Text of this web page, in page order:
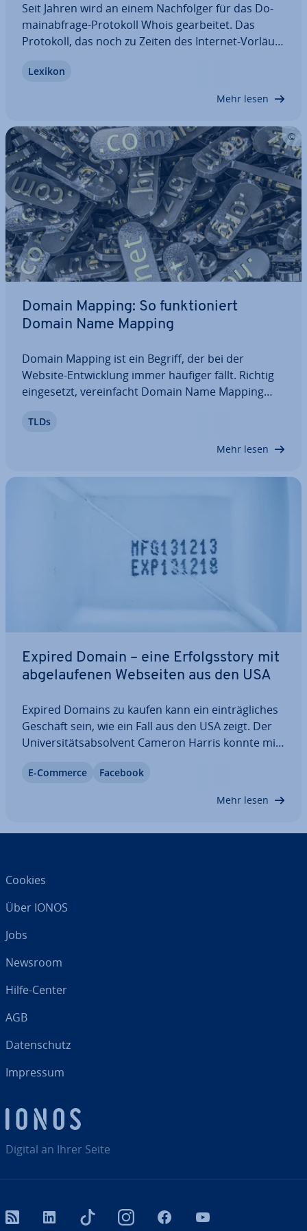
Seit Jahren wird an einem Nach­fol­ger für das Do­
main­ab­fra­ge-Protokoll Whois ge­ar­bei­tet. Das
Protokoll, das noch zu Zeiten des Internet-Vor­läu­
de­nen Gründen als nicht mehr zeitgemäß. Mit dem
Lexikon
Mehr lesen
Domain Mapping: So funk­tio­niert
Domain Name Mapping
Domain Mapping ist ein Begriff, der bei der
Website-Ent­wick­lung immer häufiger fällt. Richtig
ein­ge­setzt, ver­ein­facht Domain Name Mapping
im Internet auf­find­bar zu sein, können Sie gleich
TLDs
Mehr lesen
Expired Domain – eine Er­folgs­sto­ry mit
ab­ge­lau­fe­nen Webseiten aus den USA
Expired Domains zu kaufen kann ein ein­träg­li­ches
Geschäft sein, wie ein Fall aus den USA zeigt. Der
Uni­ver­si­täts­ab­sol­vent Cameron Harris konnte mit
verdienen. Doch mit welchen Mitteln konnte Harris
E-Commerce Facebook
Mehr lesen
Digital an Ihrer Seite
Cookies
Über IONOS
Jobs
Newsroom
Hilfe-Center
AGB
Da­ten­schutz
Impressum
RSS LinkedIn tiktok InstagramFacebook